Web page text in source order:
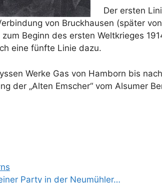
Der ersten
von Bruckhausen (später
Beginn des ersten Weltkrieges
eine fünfte Linie dazu.
Werke Gas von Hamborn bis
der „Alten Emscher“ vom Alsumer
Party in der Neumühler…